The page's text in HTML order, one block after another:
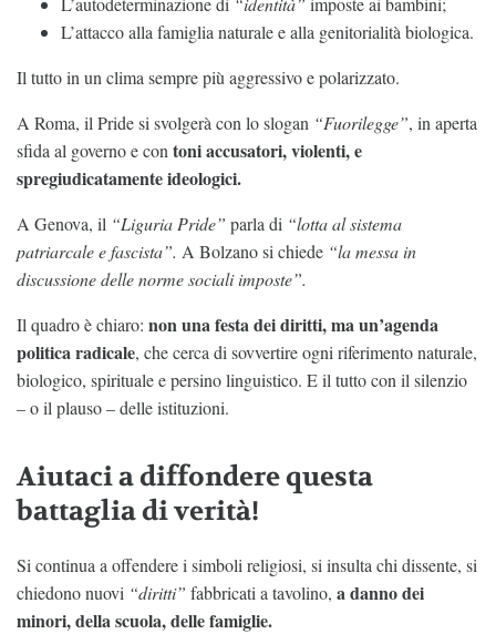
L’attacco alla famiglia naturale e alla genitorialità biologica.
Il tutto in un clima sempre più aggressivo e polarizzato.
A Roma, il Pride si svolgerà con lo slogan “Fuorilegge”, in aperta
sfida al governo e con toni accusatori, violenti, e
spregiudicatamente ideologici.
A Genova, il “Liguria Pride” parla di “lotta al sistema
patriarcale e fascista”. A Bolzano si chiede “la messa in
discussione delle norme sociali imposte”.
Il quadro è chiaro: non una festa dei diritti, ma un’agenda
politica radicale, che cerca di sovvertire ogni riferimento naturale,
biologico, spirituale e persino linguistico. E il tutto con il silenzio
– o il plauso – delle istituzioni.
Aiutaci a diffondere questa
battaglia di verità!
Si continua a offendere i simboli religiosi, si insulta chi dissente, si
chiedono nuovi “diritti” fabbricati a tavolino, a danno dei
minori, della scuola, delle famiglie.